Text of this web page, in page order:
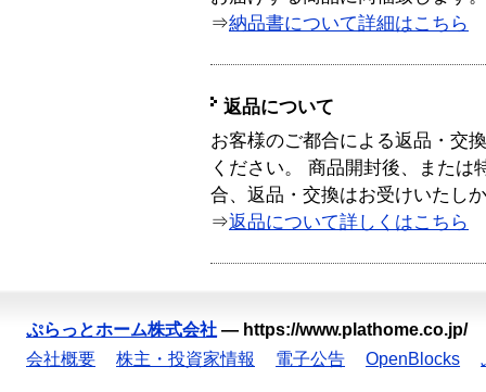
⇒納品書について詳細はこちら
返品について
お客様のご都合による返品・交
ください。 商品開封後、または
合、返品・交換はお受けいたし
⇒返品について詳しくはこちら
ぷらっとホーム株式会社 — https://www.plathome.co.jp/
会社概要
株主・投資家情報 電子公告 OpenBlocks